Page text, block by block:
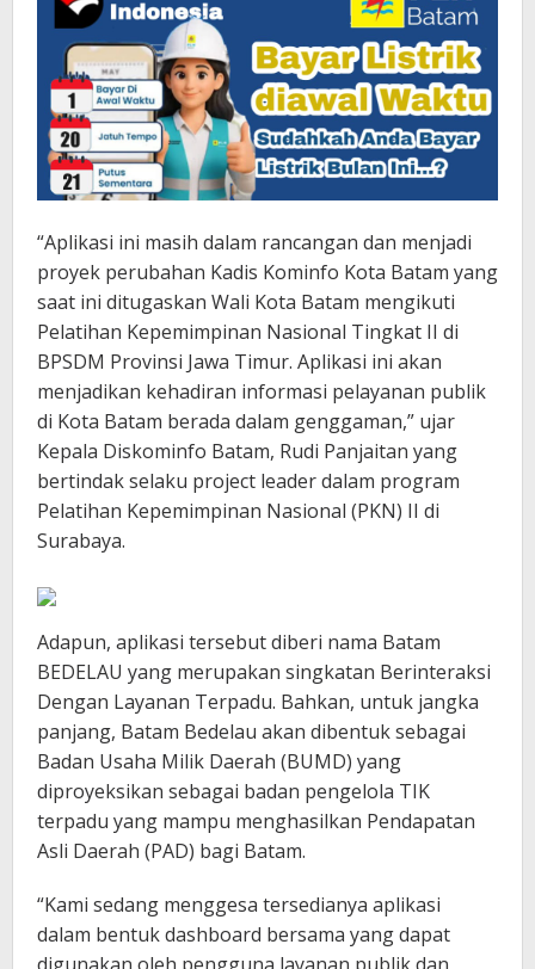
“Aplikasi ini masih dalam rancangan dan menjadi
proyek perubahan Kadis Kominfo Kota Batam yang
saat ini ditugaskan Wali Kota Batam mengikuti
Pelatihan Kepemimpinan Nasional Tingkat II di
BPSDM Provinsi Jawa Timur. Aplikasi ini akan
menjadikan kehadiran informasi pelayanan publik
di Kota Batam berada dalam genggaman,” ujar
Kepala Diskominfo Batam, Rudi Panjaitan yang
bertindak selaku project leader dalam program
Pelatihan Kepemimpinan Nasional (PKN) II di
Surabaya.
Adapun, aplikasi tersebut diberi nama Batam
BEDELAU yang merupakan singkatan Berinteraksi
Dengan Layanan Terpadu. Bahkan, untuk jangka
panjang, Batam Bedelau akan dibentuk sebagai
Badan Usaha Milik Daerah (BUMD) yang
diproyeksikan sebagai badan pengelola TIK
terpadu yang mampu menghasilkan Pendapatan
Asli Daerah (PAD) bagi Batam.
“Kami sedang menggesa tersedianya aplikasi
dalam bentuk dashboard bersama yang dapat